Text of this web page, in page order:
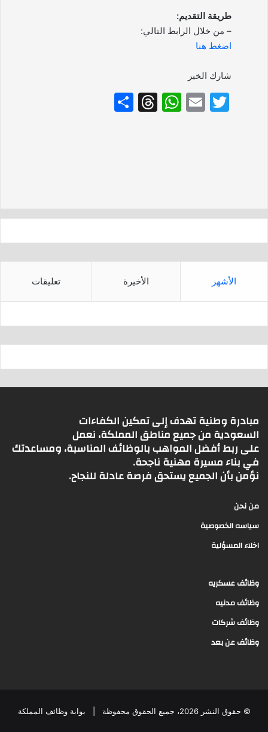
طريقة التقديم:
– من خلال الرابط التالي:
اضغط هنا
شارك الخبر
T
E
W
p
T
الأشهر الأخيرة تعليقات
مبادرة وطنية تهدف إلى تمكين الكفاءات
السعودية من جميع مناطق المملكة، نعمل
على ربط أفضل المواهب بالوظائف المناسبة، ومساعدتك
في بناء مسيرة مهنية ناجحة.
نؤمن بأن الجميع يستحق فرصة عادلة للنجاح.
من نحن
سياسه الخصوصية
اخلاء المسؤلية
وظائف عسكريه
وظائف مدنيه
وظائف شركات
وظائف عن بعد
© حقوق النشر 2026، جميع الحقوق محفوظة | بوابة وظائف المملكة